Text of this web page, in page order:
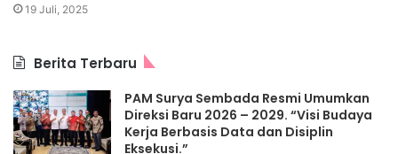
19 Juli, 2025
Berita Terbaru
PAM Surya Sembada Resmi Umumkan
Direksi Baru 2026 – 2029. “Visi Budaya
Kerja Berbasis Data dan Disiplin
Eksekusi.”